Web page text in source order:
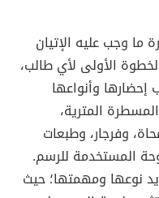
وجب عليه الإتيان
الأولى لأي طالب،
إحضارها وأنواعها
المترية،
وفرجار، وطبعات
المستخدمة للرسم.
نوعها ومهمتها؛ حيث